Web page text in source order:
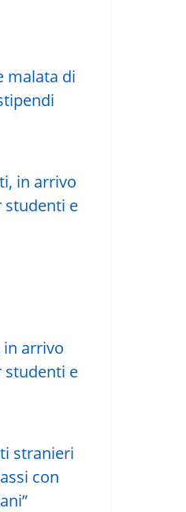
malata di
arrivo
studenti e